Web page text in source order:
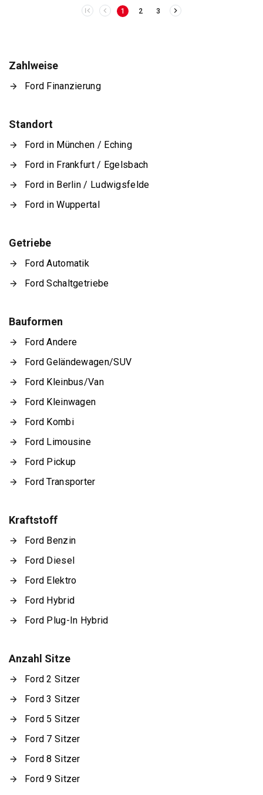
1 2 3
Zahlweise
Ford Finanzierung
Standort
Ford in München / Eching
Ford in Frankfurt / Egelsbach
Ford in Berlin / Ludwigsfelde
Ford in Wuppertal
Getriebe
Ford Automatik
Ford Schaltgetriebe
Bauformen
Ford Andere
Ford Geländewagen/SUV
Ford Kleinbus/Van
Ford Kleinwagen
Ford Kombi
Ford Limousine
Ford Pickup
Ford Transporter
Kraftstoff
Ford Benzin
Ford Diesel
Ford Elektro
Ford Hybrid
Ford Plug-In Hybrid
Anzahl Sitze
Ford 2 Sitzer
Ford 3 Sitzer
Ford 5 Sitzer
Ford 7 Sitzer
Ford 8 Sitzer
Ford 9 Sitzer